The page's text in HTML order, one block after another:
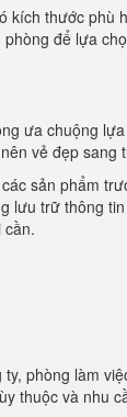
kích thước phù
để lựa
ưa chuộng
vẻ đẹp sang
sản phẩm
lưu trữ thông
cần.
phòng làm
thuộc và nhu